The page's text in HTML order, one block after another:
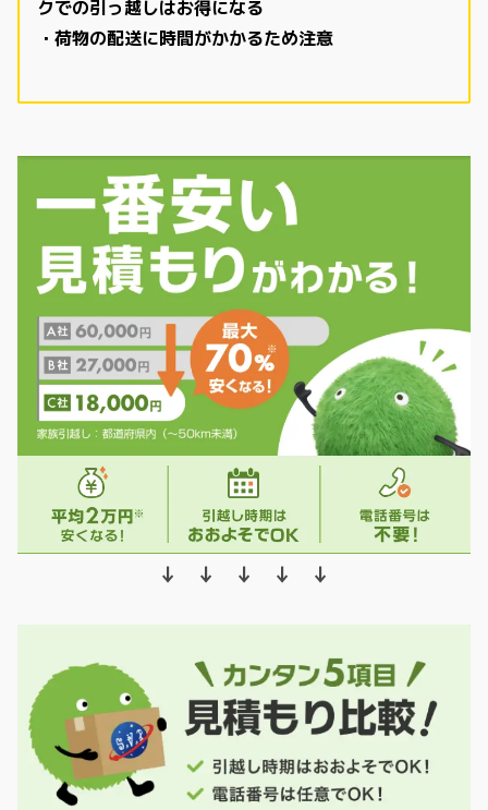
クでの引っ越しはお得になる
・荷物の配送に時間がかかるため注意
↓ ↓ ↓ ↓ ↓